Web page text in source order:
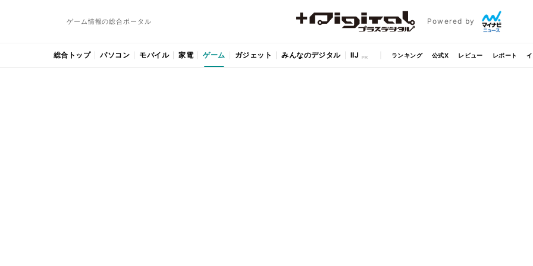
ゲーム情報の総合ポータル Powered by
総合トップ パソコン モバイル 家電 ゲーム ガジェット みんなのデジタル IIJ ランキング 公式X レビュー レポート